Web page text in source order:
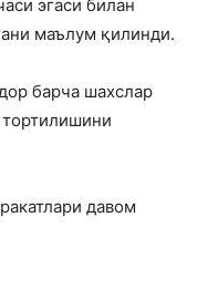
эгаси билан
маълум қилинди.
барча шахслар
давом